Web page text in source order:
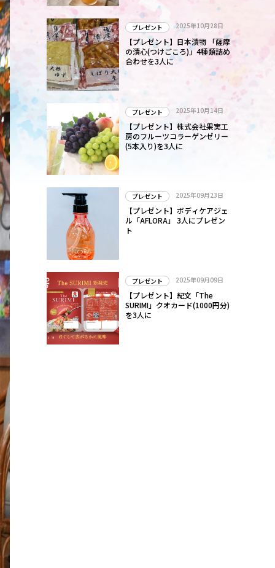
プレゼント 2025年10月28日
【プレゼント】日本漬物 「薩摩
の漬心(つけごころ)」4種類詰め
合わせを3人に
プレゼント 2025年10月14日
【プレゼント】株式会社果実工
房のフルーツコラーゲンゼリー
(5本入り)を3人に
プレゼント 2025年09月23日
【プレゼント】ボディケアジェ
ル「AFLORA」 3人にプレゼン
ト
プレゼント 2025年09月09日
【プレゼント】紀文「The
SURIMI」クオカード(1000円分)
を3人に